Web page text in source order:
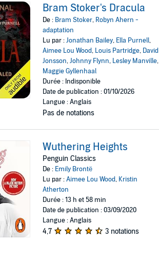
Bram Stoker's Dracula
De : Bram Stoker, Robyn Ahern -
adaptation
Lu par :Jonathan Bailey, Ella Purnell,
Aimee Lou Wood, Louis Partridge, David
Jonsson,Johnny Flynn, Lesley Manville,
Maggie Gyllenhaal
Durée : Indisponible
Date de publication : 01/10/2026
Langue : Anglais
Pas de notations
Wuthering Heights
Penguin Classics
De : Emily Brontë
Lu par :Aimee Lou Wood, Kristin
Atherton
Durée : 13 h et 58 min
Date de publication : 03/09/2020
Langue : Anglais
4,7 3 notations